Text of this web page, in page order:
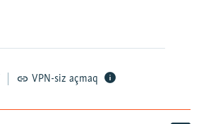
VPN-siz açmaq